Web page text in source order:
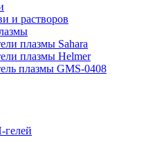
и растворов
плазмы Sahara
плазмы Helmer
плазмы GMS-0408
гелей